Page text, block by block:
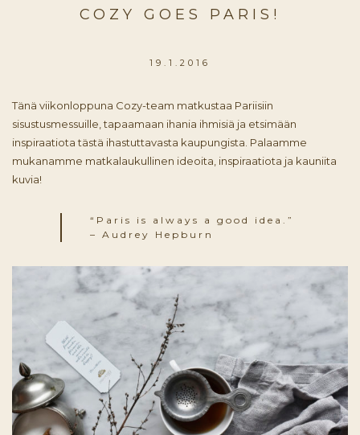
COZY GOES PARIS!
19.1.2016
Tänä viikonloppuna Cozy-team matkustaa Pariisiin
sisustusmessuille, tapaamaan ihania ihmisiä ja etsimään
inspiraatiota tästä ihastuttavasta kaupungista. Palaamme
mukanamme matkalaukullinen ideoita, inspiraatiota ja kauniita
kuvia!
“Paris is always a good idea.”
– Audrey Hepburn